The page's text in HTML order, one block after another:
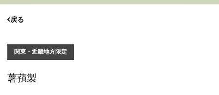
戻る
関東・近畿地方限定
薯蕷製